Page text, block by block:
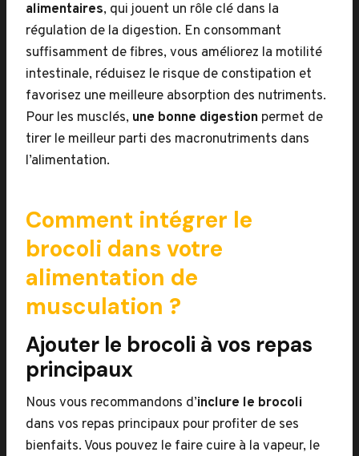
alimentaires, qui jouent un rôle clé dans la
régulation de la digestion. En consommant
suffisamment de fibres, vous améliorez la motilité
intestinale, réduisez le risque de constipation et
favorisez une meilleure absorption des nutriments.
Pour les musclés, une bonne digestion permet de
tirer le meilleur parti des macronutriments dans
l’alimentation.
Comment intégrer le
brocoli dans votre
alimentation de
musculation ?
Ajouter le brocoli à vos repas
principaux
Nous vous recommandons d’inclure le brocoli
dans vos repas principaux pour profiter de ses
bienfaits. Vous pouvez le faire cuire à la vapeur, le